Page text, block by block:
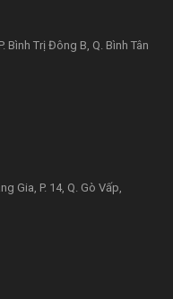
Bình Trị Đông B, Q. Bình Tân
Gia, P. 14, Q. Gò Vấp,